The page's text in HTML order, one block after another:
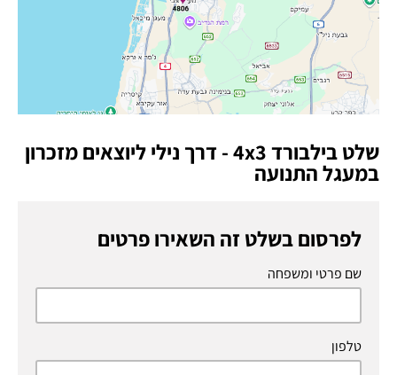
שלט בילבורד 4x3 - דרך נילי ליוצאים מזכרון
במעגל התנועה
לפרסום בשלט זה השאירו פרטים
שם פרטי ומשפחה
טלפון